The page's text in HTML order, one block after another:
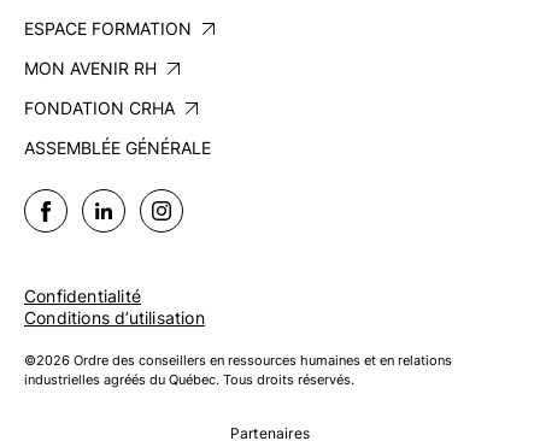
ESPACE FORMATION
MON AVENIR RH
FONDATION CRHA
ASSEMBLÉE GÉNÉRALE
Confidentialité
Conditions d’utilisation
©2026 Ordre des conseillers en ressources humaines et en relations
industrielles agréés du Québec. Tous droits réservés.
Partenaires